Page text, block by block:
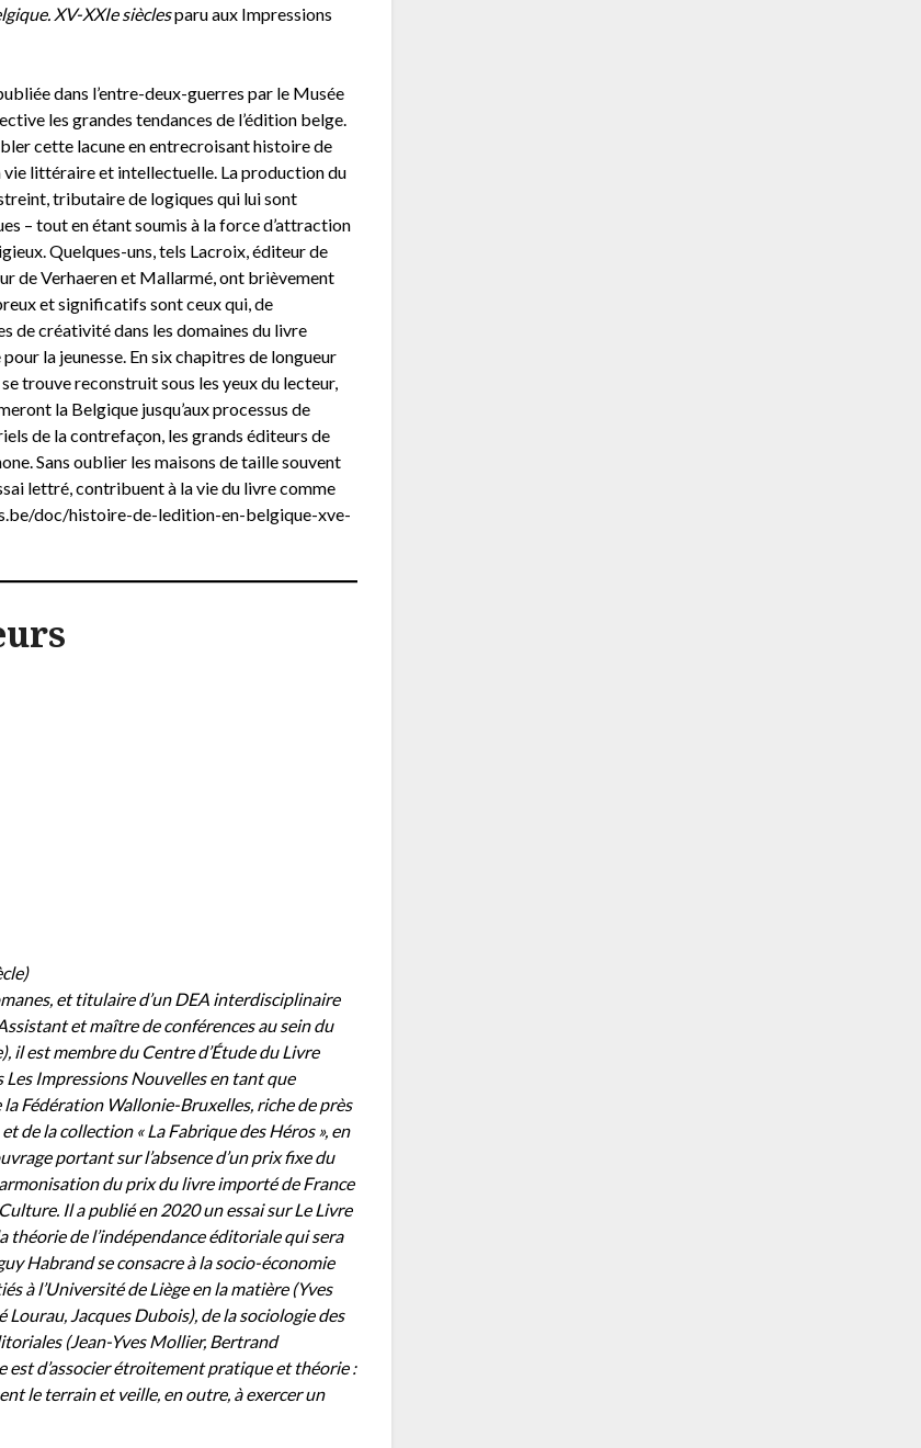
XV-XXIe sièclesparu aux Impressions
dans l’entre-deux-guerres par le Musée
les grandes tendances de l’édition belge.
cette lacune en entrecroisant histoire de
vie littéraire et intellectuelle. La production du
tributaire de logiques qui lui sont
– tout en étant soumis à la force d’attraction
Quelques-uns, tels Lacroix, éditeur de
de Verhaeren et Mallarmé, ont brièvement
et significatifs sont ceux qui, de
de créativité dans les domaines du livre
la jeunesse. En six chapitres de longueur
trouve reconstruit sous les yeux du lecteur,
la Belgique jusqu’aux processus de
de la contrefaçon, les grands éditeurs de
Sans oublier les maisons de taille souvent
lettré, contribuent à la vie du livre comme
doc/histoire-de-ledition-en-belgique-xve-
et titulaire d’un DEA interdisciplinaire
et maître de conférences au sein du
est membre du Centre d’Étude du Livre
Impressions Nouvelles en tant que
Fédération Wallonie-Bruxelles, riche de près
la collection « La Fabrique des Héros », en
portant sur l’absence d’un prix fixe du
du prix du livre importé de France
Il a publié en 2020 un essai sur Le Livre
théorie de l’indépendance éditoriale qui sera
Habrand se consacre à la socio-économie
à l’Université de Liège en la matière (Yves
Jacques Dubois), de la sociologie des
(Jean-Yves Mollier, Bertrand
est d’associer étroitement pratique et théorie :
le terrain et veille, en outre, à exercer un